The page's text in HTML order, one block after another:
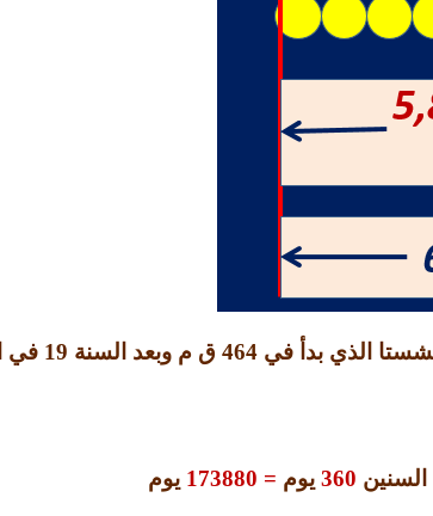
الذي بدأ في 464 ق م وبعد السنة 19 في
360 يوم = 173880
يوم